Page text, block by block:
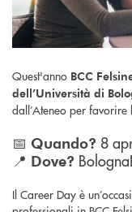
Quest'anno BCC
dell’Università di
dall’Ateneo per favorire
📅 Quando? 8
📍 Dove?
Il Career Day è